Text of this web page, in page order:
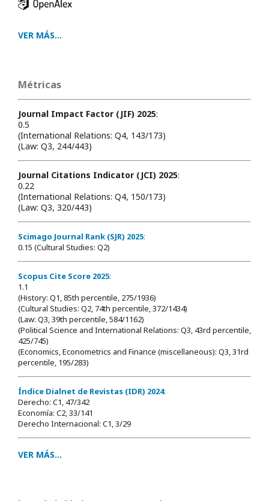
VER MÁS...
Métricas
Journal Impact Factor (JIF) 2025:
0.5
(International Relations: Q4, 143/173)
(Law: Q3, 244/443)
Journal Citations Indicator (JCI) 2025:
0.22
(International Relations: Q4, 150/173)
(Law: Q3, 320/443)
Scimago Journal Rank (SJR) 2025:
0.15 (Cultural Studies: Q2)
Scopus Cite Score 2025:
1.1
(History: Q1, 85th percentile, 275/1936)
(Cultural Studies: Q2, 74th percentile, 372/1434)
(Law: Q3, 39th percentile, 584/1162)
(Political Science and International Relations: Q3, 43rd percentile,
425/745)
(Economics, Econometrics and Finance (miscellaneous): Q3, 31rd
percentile, 195/283)
Índice Dialnet de Revistas (IDR) 2024:
Derecho: C1, 47/342
Economía: C2, 33/141
Derecho Internacional: C1, 3/29
VER MÁS...